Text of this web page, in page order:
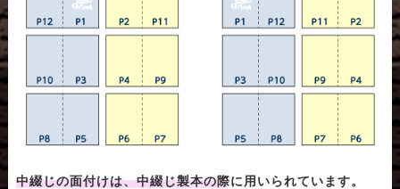
中綴じの面付けは、中綴じ製本の際に用いられています。